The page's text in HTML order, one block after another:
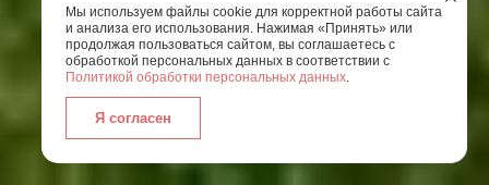
Мы используем файлы cookie для корректной работы сайта
и анализа его использования. Нажимая «Принять» или
продолжая пользоваться сайтом, вы соглашаетесь с
обработкой персональных данных в соответствии с
Политикой обработки персональных данных.
Я согласен